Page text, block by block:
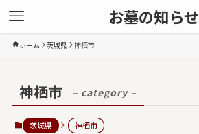
お墓の知らせ
ホーム 茨城県 神栖市
神栖市 – category –
茨城県 神栖市